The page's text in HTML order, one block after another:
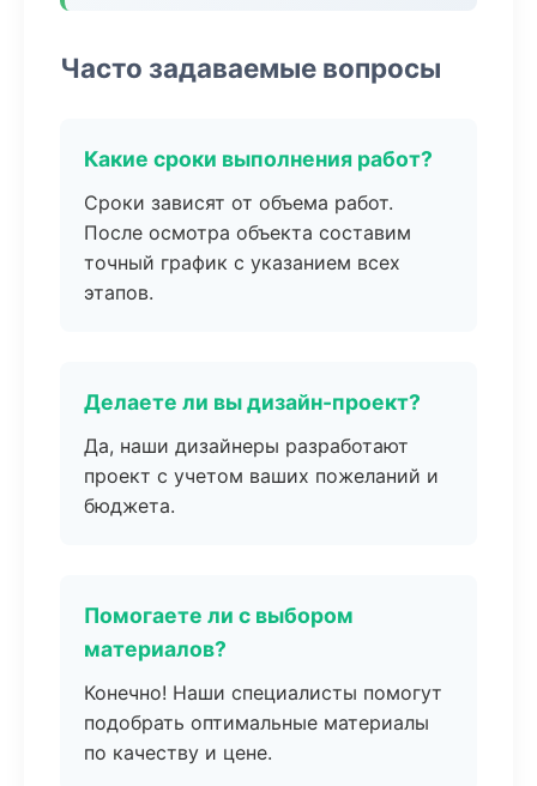
Часто задаваемые вопросы
Какие сроки выполнения работ?
Сроки зависят от объема работ.
После осмотра объекта составим
точный график с указанием всех
этапов.
Делаете ли вы дизайн-проект?
Да, наши дизайнеры разработают
проект с учетом ваших пожеланий и
бюджета.
Помогаете ли с выбором
материалов?
Конечно! Наши специалисты помогут
подобрать оптимальные материалы
по качеству и цене.